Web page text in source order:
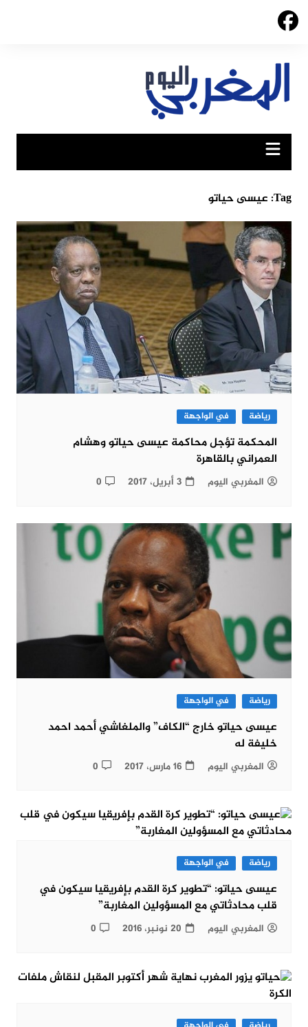
Skip
Tag: عيسى حياتو
رياضة في الواجهة
المحكمة تؤجل محاكمة عيسى حياتو وهشام
العمراني بالقاهرة
المغربي اليوم 3 أبريل، 2017 0
رياضة في الواجهة
عيسى حياتو خارج “الكاف” والملغاشي أحمد احمد
خليفة له
المغربي اليوم 16 مارس، 2017 0
رياضة في الواجهة
عيسى حياتو: “تطوير كرة القدم بإفريقيا سيكون في
قلب محادثاتي مع المسؤولين المغاربة”
المغربي اليوم 20 نونبر، 2016 0